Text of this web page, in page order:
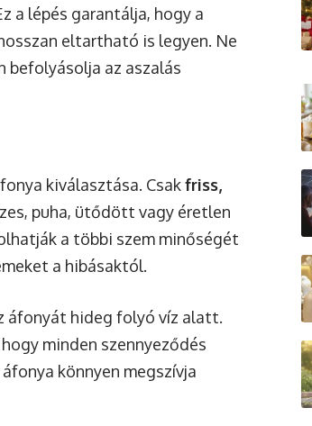
a lépés garantálja, hogy a
eltartható is legyen. Ne
befolyásolja az aszalás
kiválasztása. Csakfriss,
puha, ütődött vagy éretlen
a többi szem minőségét
a hibásaktól.
áfonyát hideg folyó víz alatt.
minden szennyeződés
könnyen megszívja